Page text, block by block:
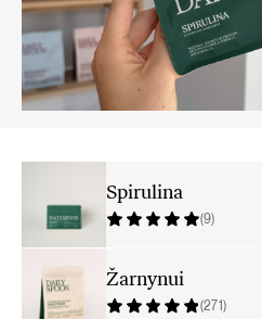
Spirulina
(9)
Žarnynui
(271)